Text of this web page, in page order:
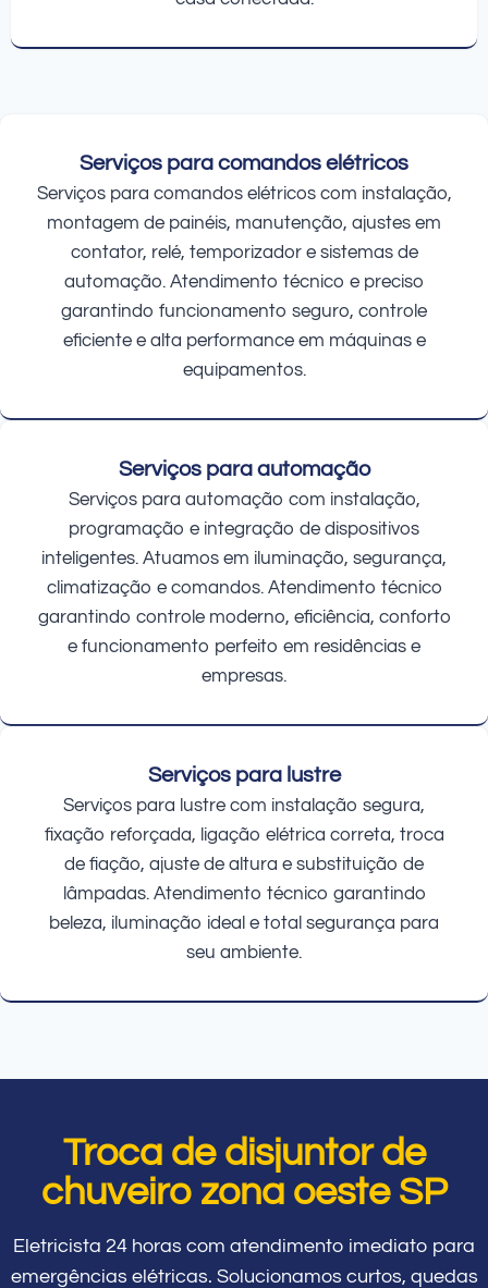
Serviços para comandos elétricos
Serviços para comandos elétricos com instalação,
montagem de painéis, manutenção, ajustes em
contator, relé, temporizador e sistemas de
automação. Atendimento técnico e preciso
garantindo funcionamento seguro, controle
eficiente e alta performance em máquinas e
equipamentos.
Serviços para automação
Serviços para automação com instalação,
programação e integração de dispositivos
inteligentes. Atuamos em iluminação, segurança,
climatização e comandos. Atendimento técnico
garantindo controle moderno, eficiência, conforto
e funcionamento perfeito em residências e
empresas.
Serviços para lustre
Serviços para lustre com instalação segura,
fixação reforçada, ligação elétrica correta, troca
de fiação, ajuste de altura e substituição de
lâmpadas. Atendimento técnico garantindo
beleza, iluminação ideal e total segurança para
seu ambiente.
Troca de disjuntor de
chuveiro zona oeste SP
Eletricista 24 horas com atendimento imediato para
emergências elétricas. Solucionamos curtos, quedas